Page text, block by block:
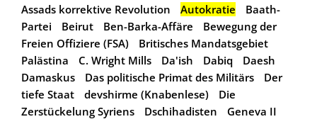
Assads korrektive Revolution
Autokratie
Baath-
Partei
Beirut Ben-Barka-Affäre
Bewegung der
Freien Offiziere (FSA)
Britisches Mandatsgebiet
Palästina
C. Wright Mills Da'ish Dabiq
Daesh
Damaskus
Das politische Primat des Militärs
Der
tiefe Staat
devshirme (Knabenlese)
Die
Zerstückelung Syriens
Dschihadisten
Geneva II